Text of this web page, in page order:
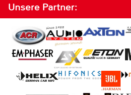
Unsere Partner: